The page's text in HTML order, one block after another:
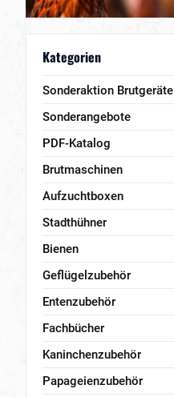
Kategorien
Sonderaktion Brutgeräte
Sonderangebote
PDF-Katalog
Brutmaschinen
Aufzuchtboxen
Stadthühner
Bienen
Geflügelzubehör
Entenzubehör
Fachbücher
Kaninchenzubehör
Papageienzubehör